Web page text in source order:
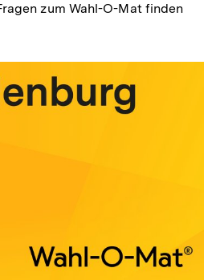
zum Wahl-O-Mat finden